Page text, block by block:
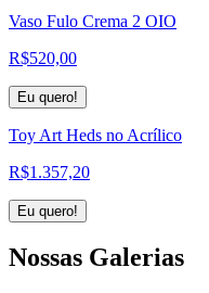
Vaso Fulo Crema 2 OIO
R$520,00
Eu quero!
Toy Art Heds no Acrílico
R$1.357,20
Eu quero!
Nossas Galerias